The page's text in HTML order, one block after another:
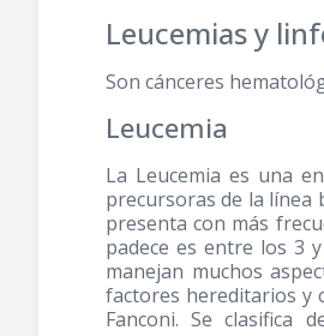
Leucemias y
Son cánceres
Leucemia
La Leucemia es una
precursoras de la línea
presenta con más
padece es entre los 3
manejan muchos
factores hereditarios y
Fanconi. Se clasifica